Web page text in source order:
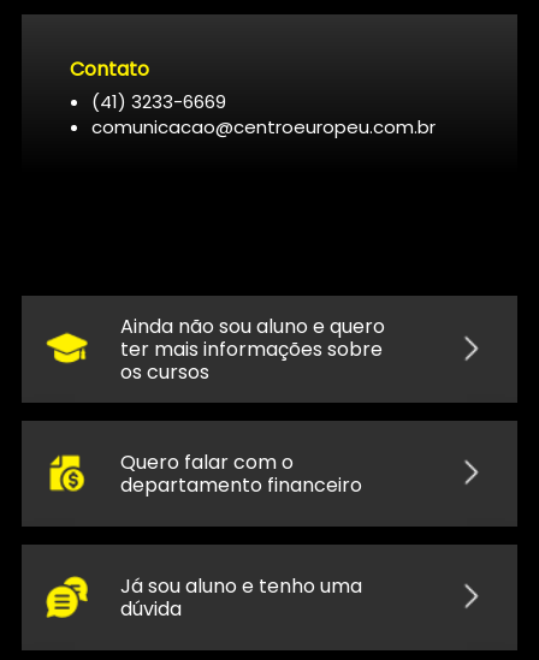
Contato
(41) 3233-6669
comunicacao@centroeuropeu.com.br
Ainda não sou aluno e quero
ter mais informações sobre
os cursos
Quero falar com o
departamento financeiro
Já sou aluno e tenho uma
dúvida